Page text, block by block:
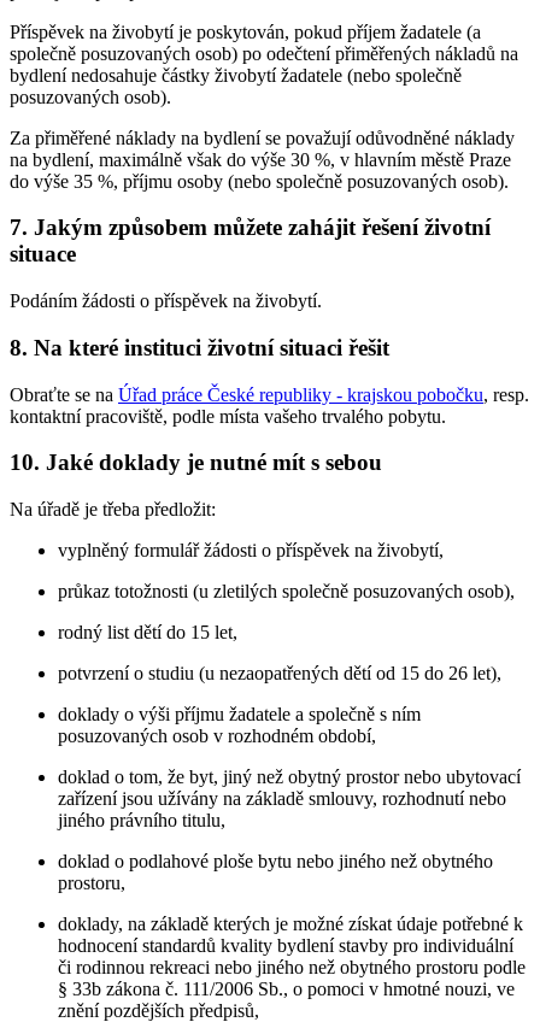
Příspěvek na živobytí je poskytován, pokud příjem žadatele (a
společně posuzovaných osob) po odečtení přiměřených nákladů na
bydlení nedosahuje částky živobytí žadatele (nebo společně
posuzovaných osob).
Za přiměřené náklady na bydlení se považují odůvodněné náklady
na bydlení, maximálně však do výše 30 %, v hlavním městě Praze
do výše 35 %, příjmu osoby (nebo společně posuzovaných osob).
7. Jakým způsobem můžete zahájit řešení životní
situace
Podáním žádosti o příspěvek na živobytí.
8. Na které instituci životní situaci řešit
Obraťte se na Úřad práce České republiky - krajskou pobočku, resp.
kontaktní pracoviště, podle místa vašeho trvalého pobytu.
10. Jaké doklady je nutné mít s sebou
Na úřadě je třeba předložit:
vyplněný formulář žádosti o příspěvek na živobytí,
průkaz totožnosti (u zletilých společně posuzovaných osob),
rodný list dětí do 15 let,
potvrzení o studiu (u nezaopatřených dětí od 15 do 26 let),
doklady o výši příjmu žadatele a společně s ním
posuzovaných osob v rozhodném období,
doklad o tom, že byt, jiný než obytný prostor nebo ubytovací
zařízení jsou užívány na základě smlouvy, rozhodnutí nebo
jiného právního titulu,
doklad o podlahové ploše bytu nebo jiného než obytného
prostoru,
doklady, na základě kterých je možné získat údaje potřebné k
hodnocení standardů kvality bydlení stavby pro individuální
či rodinnou rekreaci nebo jiného než obytného prostoru podle
§ 33b zákona č. 111/2006 Sb., o pomoci v hmotné nouzi, ve
znění pozdějších předpisů,